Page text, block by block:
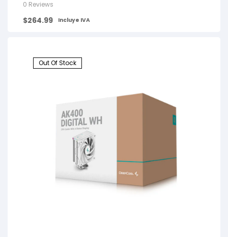
0 Reviews
$264.99 Incluye IVA
Out Of Stock